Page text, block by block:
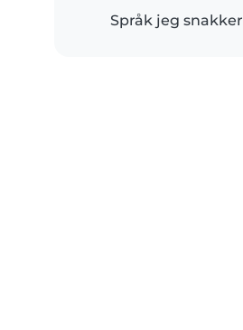
Språk jeg snakker